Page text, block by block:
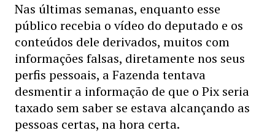
Nas últimas semanas, enquanto esse
público recebia o vídeo do deputado e os
conteúdos dele derivados, muitos com
informações falsas, diretamente nos seus
perfis pessoais, a Fazenda tentava
desmentir a informação de que o Pix seria
taxado sem saber se estava alcançando as
pessoas certas, na hora certa.